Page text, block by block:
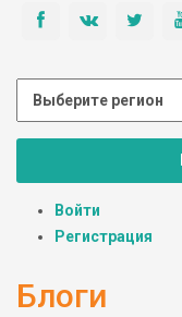
Войти
Регистрация
Блоги